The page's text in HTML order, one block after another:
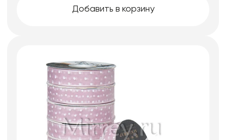
Добавить в корзину